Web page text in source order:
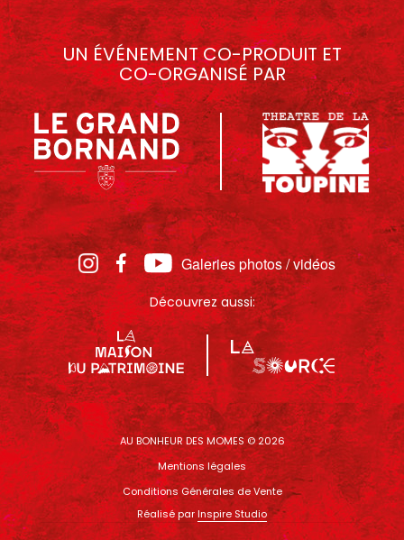
UN ÉVÉNEMENT CO-PRODUIT ET
CO-ORGANISÉ PAR
Galeries photos / vidéos
Découvrez aussi:
AU BONHEUR DES MOMES © 2026
Mentions légales
Conditions Générales de Vente
Réalisé par Inspire Studio